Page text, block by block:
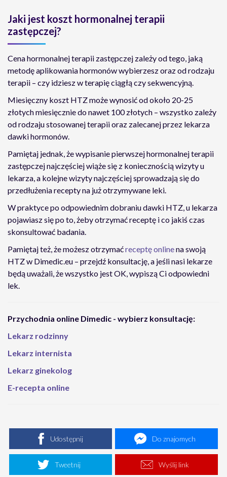
Jaki jest koszt hormonalnej terapii
zastępczej?
Cena hormonalnej terapii zastępczej zależy od tego, jaką
metodę aplikowania hormonów wybierzesz oraz od rodzaju
terapii – czy idziesz w terapię ciągłą czy sekwencyjną.
Miesięczny koszt HTZ może wynosić od około 20-25
złotych miesięcznie do nawet 100 złotych – wszystko zależy
od rodzaju stosowanej terapii oraz zalecanej przez lekarza
dawki hormonów.
Pamiętaj jednak, że wypisanie pierwszej hormonalnej terapii
zastępczej najczęściej wiąże się z koniecznością wizyty u
lekarza, a kolejne wizyty najczęściej sprowadzają się do
przedłużenia recepty na już otrzymywane leki.
W praktyce po odpowiednim dobraniu dawki HTZ, u lekarza
pojawiasz się po to, żeby otrzymać receptę i co jakiś czas
skonsultować badania.
Pamiętaj też, że możesz otrzymaćreceptę onlinena swoją
HTZ w Dimedic.eu – przejdź konsultację, a jeśli nasi lekarze
będą uważali, że wszystko jest OK, wypiszą Ci odpowiedni
lek.
Przychodnia online Dimedic - wybierz konsultację:
Lekarz rodzinny
Lekarz internista
Lekarz ginekolog
E-recepta online
Udostępnij Do znajomych
Tweetnij Wyślij link